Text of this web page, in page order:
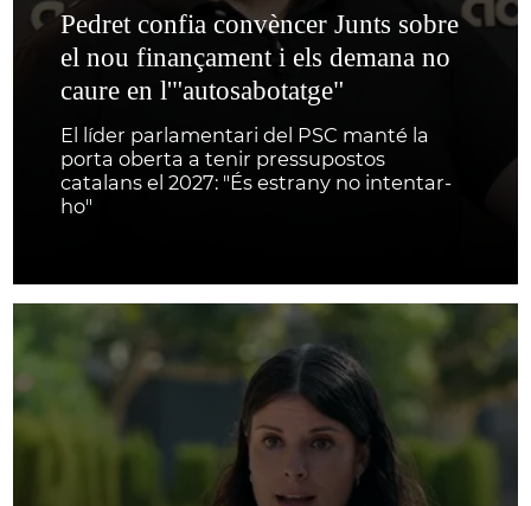
Pedret confia convèncer Junts sobre
el nou finançament i els demana no
caure en l'"autosabotatge"
El líder parlamentari del PSC manté la
porta oberta a tenir pressupostos
catalans el 2027: "És estrany no intentar-
ho"